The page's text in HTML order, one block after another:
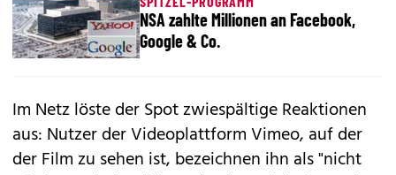
NSA zahlte Millionen an Facebook,
Google & Co.
Im Netz löste der Spot zwiespältige Reaktionen
aus: Nutzer der Videoplattform Vimeo, auf der
der Film zu sehen ist, bezeichnen ihn als "nicht